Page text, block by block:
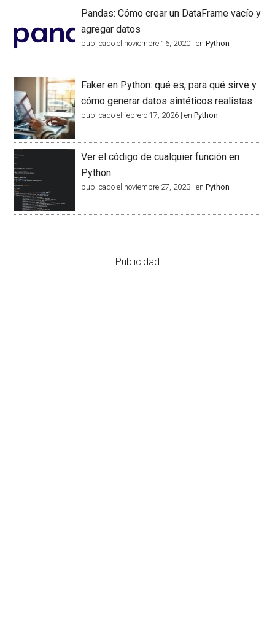
Pandas: Cómo crear un DataFrame vacío y
agregar datos
publicado el noviembre 16, 2020 |enPython
Faker en Python: qué es, para qué sirve y
cómo generar datos sintéticos realistas
publicado el febrero 17, 2026 |enPython
Ver el código de cualquier función en
Python
publicado el noviembre 27, 2023 |enPython
Publicidad